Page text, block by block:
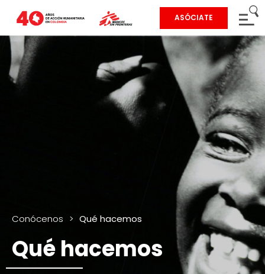
ASÓCIATE
Conócenos > Qué hacemos
Qué hacemos